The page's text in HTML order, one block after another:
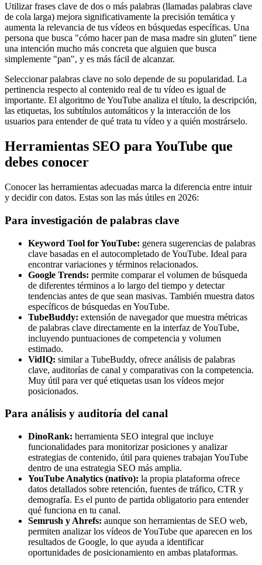
Utilizar frases clave de dos o más palabras (llamadas palabras clave
de cola larga) mejora significativamente la precisión temática y
aumenta la relevancia de tus vídeos en búsquedas específicas. Una
persona que busca "cómo hacer pan de masa madre sin gluten" tiene
una intención mucho más concreta que alguien que busca
simplemente "pan", y es más fácil de alcanzar.
Seleccionar palabras clave no solo depende de su popularidad. La
pertinencia respecto al contenido real de tu vídeo es igual de
importante. El algoritmo de YouTube analiza el título, la descripción,
las etiquetas, los subtítulos automáticos y la interacción de los
usuarios para entender de qué trata tu vídeo y a quién mostrárselo.
Herramientas SEO para YouTube que
debes conocer
Conocer las herramientas adecuadas marca la diferencia entre intuir
y decidir con datos. Estas son las más útiles en 2026:
Para investigación de palabras clave
Keyword Tool for YouTube: genera sugerencias de palabras
clave basadas en el autocompletado de YouTube. Ideal para
encontrar variaciones y términos relacionados.
Google Trends: permite comparar el volumen de búsqueda
de diferentes términos a lo largo del tiempo y detectar
tendencias antes de que sean masivas. También muestra datos
específicos de búsquedas en YouTube.
TubeBuddy: extensión de navegador que muestra métricas
de palabras clave directamente en la interfaz de YouTube,
incluyendo puntuaciones de competencia y volumen
estimado.
VidIQ: similar a TubeBuddy, ofrece análisis de palabras
clave, auditorías de canal y comparativas con la competencia.
Muy útil para ver qué etiquetas usan los vídeos mejor
posicionados.
Para análisis y auditoría del canal
DinoRank: herramienta SEO integral que incluye
funcionalidades para monitorizar posiciones y analizar
estrategias de contenido, útil para quienes trabajan YouTube
dentro de una estrategia SEO más amplia.
YouTube Analytics (nativo): la propia plataforma ofrece
datos detallados sobre retención, fuentes de tráfico, CTR y
demografía. Es el punto de partida obligatorio para entender
qué funciona en tu canal.
Semrush y Ahrefs: aunque son herramientas de SEO web,
permiten analizar los vídeos de YouTube que aparecen en los
resultados de Google, lo que ayuda a identificar
oportunidades de posicionamiento en ambas plataformas.